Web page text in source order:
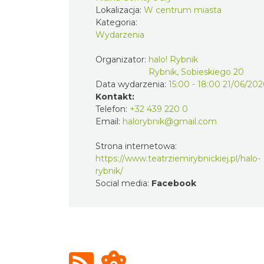
Lokalizacja: W centrum miasta
Kategoria:
Wydarzenia
Organizator: halo! Rybnik
Rybnik, Sobieskiego 20
Data wydarzenia: 15:00 - 18:00 21/06/
Kontakt:
Telefon: +32 439 220 0
Email: halorybnik@gmail.com
Strona internetowa:
https://www.teatrziemirybnickiej.pl/halo-
rybnik/
Social media: Facebook